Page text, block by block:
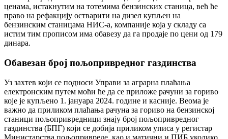
ценама, истакнутим на тотемима бензинских станица, већ ће
право на рефакцију остварити на дизел купљен на
бензинским станицама НИС-а, компаније која у складу са
истим тим прописом има обавезу да га продаје по цени од 179
динара.
Обавезан број пољопривредног газдинства
Уз захтев који се подноси Управи за аграрна плаћања
електронским путем моћи ће да се приложе рачуни за гориво
које је купљено 1. јануара 2024. године и касније. Веома је
важно да приликом плаћања рачуна за гориво на бензинској
станици пољопривредници знају број пољопривредног
газдинства (БПГ) који се добија приликом уписа у регистар
Министарства пољопривреде, као и матични и ПИБ уколико